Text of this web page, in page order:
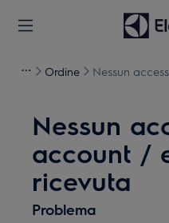
Ordine Nessun
Nessun
account /
ricevuta
Problema